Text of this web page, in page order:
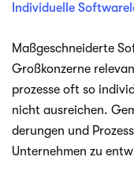
Individuelle
Maß­ge­schnei­derte
Groß­kon­zerne
pro­zesse oft so
nicht aus­rei­chen.
de­run­gen und
Unter­neh­men zu